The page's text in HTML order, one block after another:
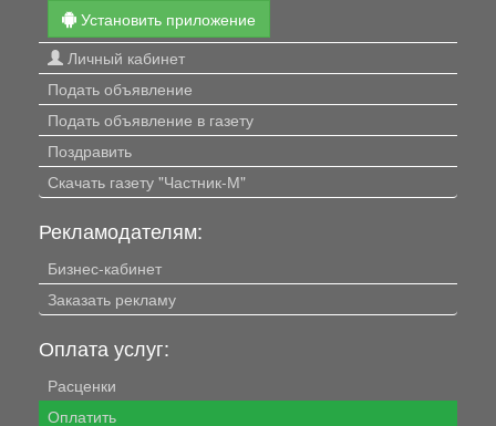
Установить приложение
Личный кабинет
Подать объявление
Подать объявление в газету
Поздравить
Скачать газету "Частник-М"
Рекламодателям:
Бизнес-кабинет
Заказать рекламу
Оплата услуг:
Расценки
Оплатить